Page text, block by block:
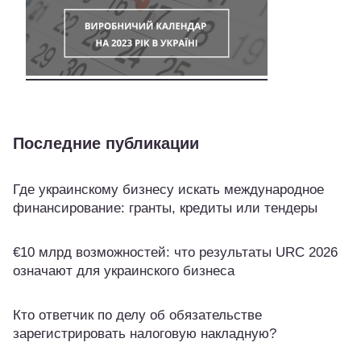
Последние публикации
Где украинскому бизнесу искать международное
финансирование: гранты, кредиты или тендеры
€10 млрд возможностей: что результаты URC 2026
означают для украинского бизнеса
Кто ответчик по делу об обязательстве
зарегистрировать налоговую накладную?